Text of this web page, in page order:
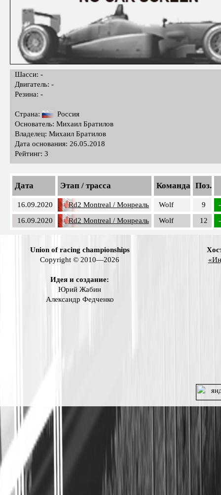
Шасси: -
Двигатель: -
Резина: -
Страна:
Россия
Основатель: Михаил Братилов
Владелец: Михаил Братилов
Дата основания: 26.05.2018
Рейтинг: 3
Дата Этап / трасса Команда Поз.
16.09.2020 Rd2 Montreal / Монреаль Wolf 9
16.09.2020
Rd2 Montreal / Монреаль Wolf 12
Union of racing championships
Copyright © 2010—2026
Идея и создание:
Юрий Жабин
Александр Федченко